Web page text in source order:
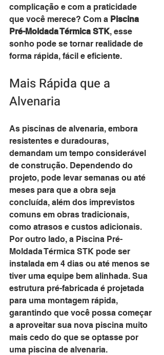
complicação e com a praticidade
que você merece? Com a Piscina
Pré-Moldada Térmica STK, esse
sonho pode se tornar realidade de
forma rápida, fácil e eficiente.
Mais Rápida que a
Alvenaria
As piscinas de alvenaria, embora
resistentes e duradouras,
demandam um tempo considerável
de construção. Dependendo do
projeto, pode levar semanas ou até
meses para que a obra seja
concluída, além dos imprevistos
comuns em obras tradicionais,
como atrasos e custos adicionais.
Por outro lado, a Piscina Pré-
Moldada Térmica STK pode ser
instalada em 4 dias ou até menos se
tiver uma equipe bem alinhada. Sua
estrutura pré-fabricada é projetada
para uma montagem rápida,
garantindo que você possa começar
a aproveitar sua nova piscina muito
mais cedo do que se optasse por
uma piscina de alvenaria.